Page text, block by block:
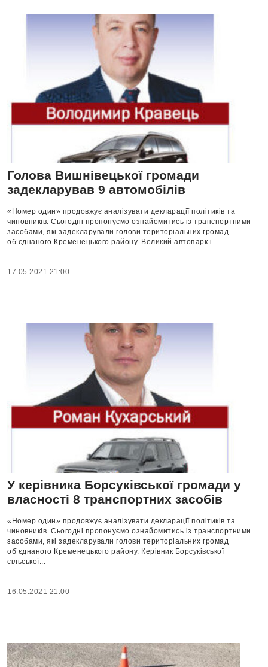
Голова Вишнівецької громади
задекларував 9 автомобілів
«Номер один» продовжує аналізувати декларації політиків та
чиновників. Сьогодні пропонуємо ознайомитись із транспортними
засобами, які задекларували голови територіальних громад
об’єднаного Кременецького району. Великий автопарк і...
17.05.2021 21:00
У керівника Борсуківської громади у
власності 8 транспортних засобів
«Номер один» продовжує аналізувати декларації політиків та
чиновників. Сьогодні пропонуємо ознайомитись із транспортними
засобами, які задекларували голови територіальних громад
об’єднаного Кременецького району. Керівник Борсуківської
сільської...
16.05.2021 21:00